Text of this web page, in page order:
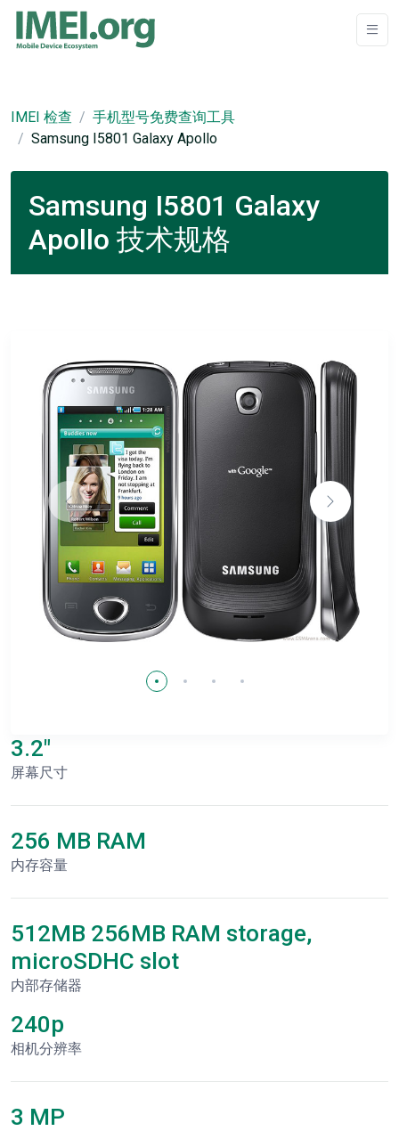
IMEI 检查
手机型号免费查询工具
Samsung I5801 Galaxy Apollo
Samsung I5801 Galaxy
Apollo 技术规格
3.2"
屏幕尺寸
256 MB RAM
内存容量
512MB 256MB RAM storage,
microSDHC slot
内部存储器
240p
相机分辨率
3 MP